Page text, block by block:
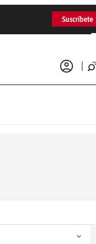
Suscríbete